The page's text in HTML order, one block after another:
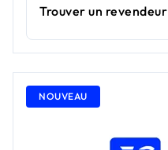
Trouver un revendeur
NOUVEAU